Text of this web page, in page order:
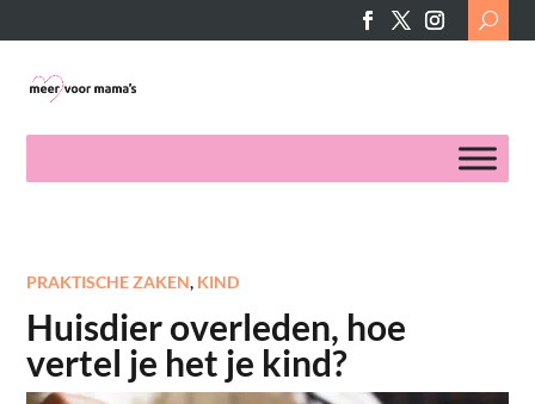
Search
for:
PRAKTISCHE ZAKEN, KIND
Huisdier overleden, hoe
vertel je het je kind?